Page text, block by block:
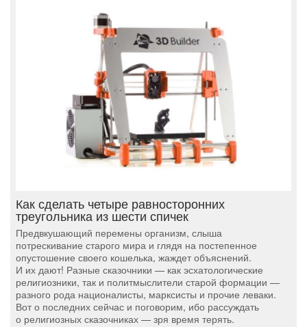
Как сделать четыре равносторонних
треугольника из шести спичек
Предвкушающий перемены организм, слыша
потрескивание старого мира и глядя на постепенное
опустошение своего кошелька, жаждет объяснений.
И их дают! Разные сказочники — как эсхатологические
религиозники, так и политмыслители старой формации —
разного рода националисты, марксисты и прочие леваки.
Вот о последних сейчас и поговорим, ибо рассуждать
о религиозных сказочниках — зря время терять.